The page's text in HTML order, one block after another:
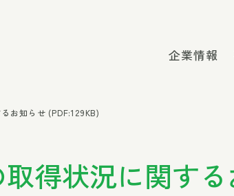
企業情報
お知らせ (PDF:129KB)
得状況に関する